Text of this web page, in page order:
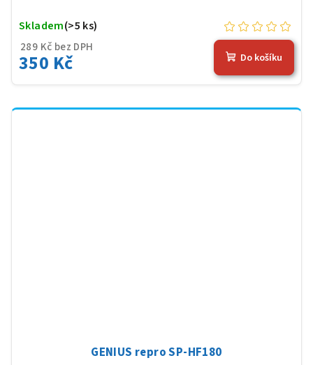
289 Kč bez DPH
350 Kč
Skladem(>5 ks)
Do košíku
GENIUS repro SP-HF180